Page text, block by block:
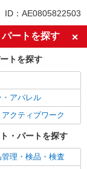
ID：AE0805822503
ートを探す
トを探す
アパレル
クティブワーク
・パートを探す
理・検品・検査